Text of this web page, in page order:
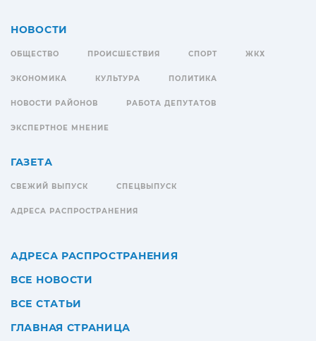
НОВОСТИ
ОБЩЕСТВО ПРОИСШЕСТВИЯ СПОРТ ЖКХ
ЭКОНОМИКА КУЛЬТУРА ПОЛИТИКА
НОВОСТИ РАЙОНОВ РАБОТА ДЕПУТАТОВ
ЭКСПЕРТНОЕ МНЕНИЕ
ГАЗЕТА
СВЕЖИЙ ВЫПУСК СПЕЦВЫПУСК
АДРЕСА РАСПРОСТРАНЕНИЯ
АДРЕСА РАСПРОСТРАНЕНИЯ
ВСЕ НОВОСТИ
ВСЕ СТАТЬИ
ГЛАВНАЯ СТРАНИЦА